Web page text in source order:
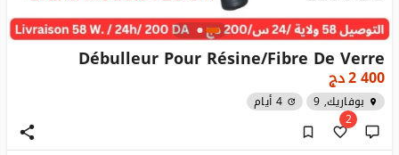
Débulleur Pour Résine/Fibre De Verre
2 400دج
بوفاريك, 9
4 أيام
2